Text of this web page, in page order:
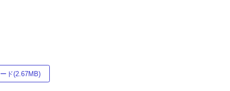
ド(2.67MB)